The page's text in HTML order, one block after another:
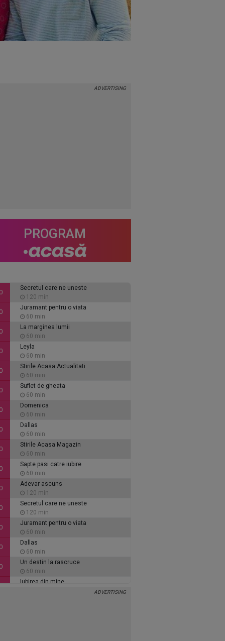
PROGRAM
Secretul care ne uneste
120 min
Juramant pentru o viata
60 min
La marginea lumii
60 min
Leyla
60 min
Stirile Acasa Actualitati
60 min
Suflet de gheata
60 min
Domenica
60 min
Dallas
60 min
Stirile Acasa Magazin
60 min
Sapte pasi catre iubire
60 min
Adevar ascuns
120 min
Secretul care ne uneste
120 min
Juramant pentru o viata
60 min
Dallas
60 min
Un destin la rascruce
60 min
Iubirea din mine